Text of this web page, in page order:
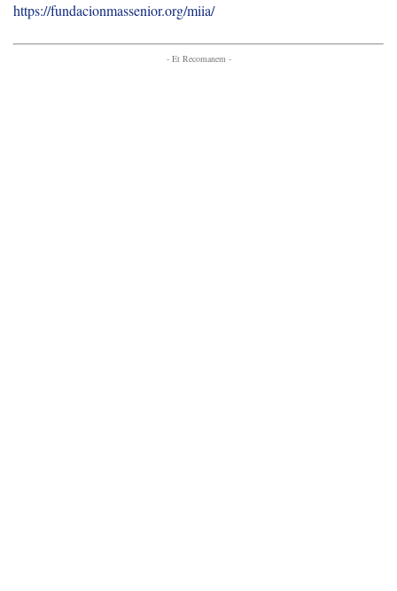
https://fundacionmassenior.org/miia/
- Et Recomanem -